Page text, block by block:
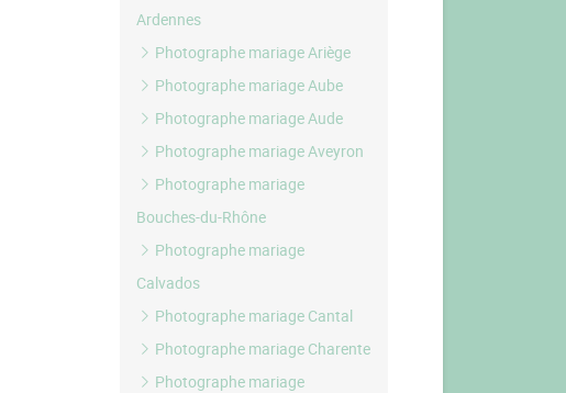
Ardennes
Photographe mariage Ariège
Photographe mariage Aube
Photographe mariage Aude
Photographe mariage Aveyron
Photographe mariage
Bouches-du-Rhône
Photographe mariage
Calvados
Photographe mariage Cantal
Photographe mariage Charente
Photographe mariage